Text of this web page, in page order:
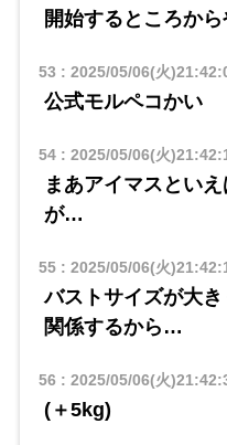
開始するところか
53 : 2025/05/06(火
公式モルペコかい
54: 2025/05/06(火
まあアイマスとい
が…
55: 2025/05/06(火
バストサイズが大
関係するから…
56 : 2025/05/06(火
(＋5kg)